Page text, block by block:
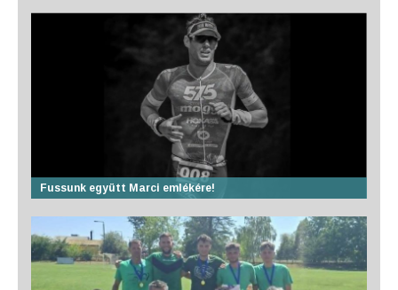
Fussunk együtt Marci emlékére!